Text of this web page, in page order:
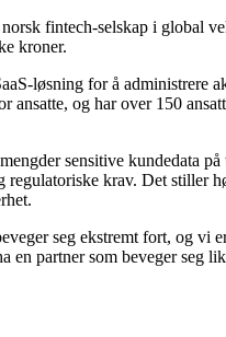
fintech-selskap i global
kroner.
løsning for å administrere
ansatte, og har over 150
sensitive kundedata på
regulatoriske krav. Det stiller
seg ekstremt fort, og vi
en partner som beveger seg